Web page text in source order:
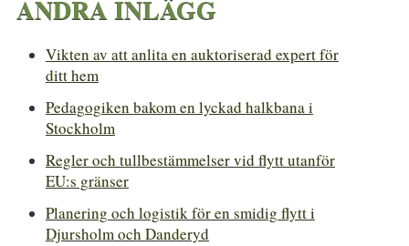
ANDRA INLÄGG
Vikten av att anlita en auktoriserad expert för
ditt hem
Pedagogiken bakom en lyckad halkbana i
Stockholm
Regler och tullbestämmelser vid flytt utanför
EU:s gränser
Planering och logistik för en smidig flytt i
Djursholm och Danderyd